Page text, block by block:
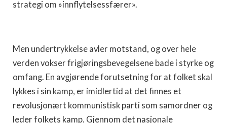
strategi om »innflytelsessfærer».
Men undertrykkelse avler motstand, og over hele
verden vokser frigjøringsbevegelsene bade i styrke og
omfang. En avgjørende forutsetning for at folket skal
lykkes i sin kamp, er imidlertid at det finnes et
revolusjonært kommunistisk parti som samordner og
leder folkets kamp. Gjennom det nasjonale